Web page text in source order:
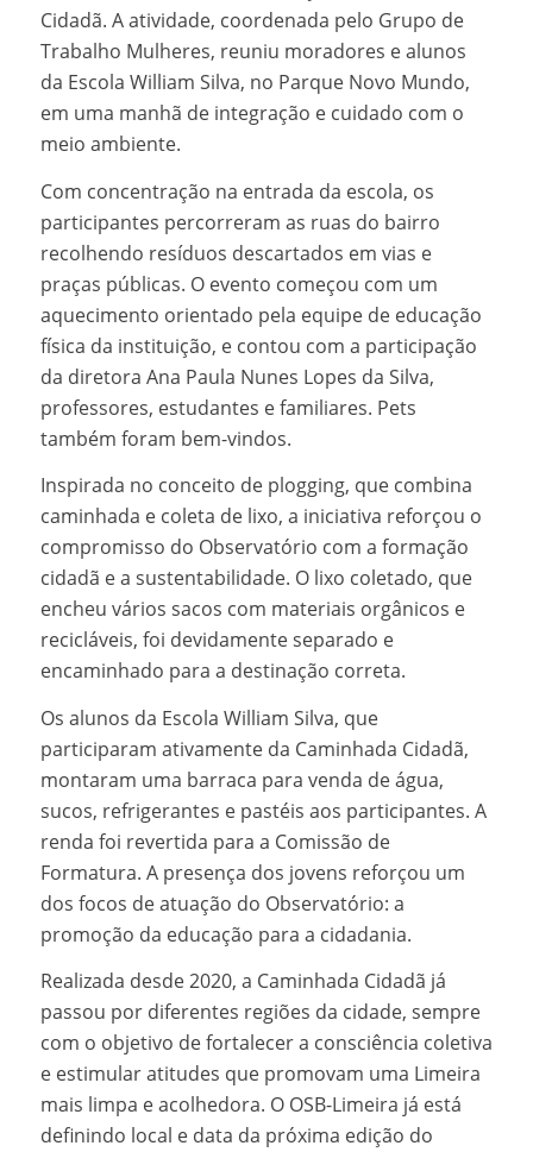
Cidadã. A atividade, coordenada pelo Grupo de
Trabalho Mulheres, reuniu moradores e alunos
da Escola William Silva, no Parque Novo Mundo,
em uma manhã de integração e cuidado com o
meio ambiente.
Com concentração na entrada da escola, os
participantes percorreram as ruas do bairro
recolhendo resíduos descartados em vias e
praças públicas. O evento começou com um
aquecimento orientado pela equipe de educação
física da instituição, e contou com a participação
da diretora Ana Paula Nunes Lopes da Silva,
professores, estudantes e familiares. Pets
também foram bem-vindos.
Inspirada no conceito de plogging, que combina
caminhada e coleta de lixo, a iniciativa reforçou o
compromisso do Observatório com a formação
cidadã e a sustentabilidade. O lixo coletado, que
encheu vários sacos com materiais orgânicos e
recicláveis, foi devidamente separado e
encaminhado para a destinação correta.
Os alunos da Escola William Silva, que
participaram ativamente da Caminhada Cidadã,
montaram uma barraca para venda de água,
sucos, refrigerantes e pastéis aos participantes. A
renda foi revertida para a Comissão de
Formatura. A presença dos jovens reforçou um
dos focos de atuação do Observatório: a
promoção da educação para a cidadania.
Realizada desde 2020, a Caminhada Cidadã já
passou por diferentes regiões da cidade, sempre
com o objetivo de fortalecer a consciência coletiva
e estimular atitudes que promovam uma Limeira
mais limpa e acolhedora. O OSB-Limeira já está
definindo local e data da próxima edição do